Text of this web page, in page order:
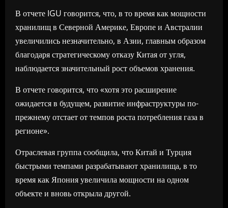
В отчете IGU говорится, что, в то время как мощности
хранилищ в Северной Америке, Европе и Австралии
увеличились незначительно, в Азии, главным образом
благодаря стратегическому отказу Китая от угля,
наблюдается значительный рост объемов хранения.
В отчете говорится, что «хотя это расширение
ожидается в будущем, развитие инфраструктуры по-
прежнему отстает от темпов роста потребления газа в
регионе».
Отраслевая группа сообщила, что Китай и Турция
быстрыми темпами разрабатывают хранилища, в то
время как Япония увеличила мощности на одном
объекте и вновь открыла другой.